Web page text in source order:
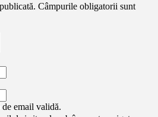
Câmpurile obligatorii sunt
email validă.